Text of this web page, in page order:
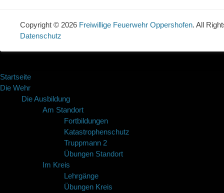
Copyright © 2026 Freiwillige Feuerwehr Oppershofen. All
Datenschutz
Startseite
Die Wehr
Die Ausbildung
Am Standort
Fortbildungen
Katastrophenschutz
Truppmann 2
Übungen Standort
Im Kreis
Lehrgänge
Übungen Kreis